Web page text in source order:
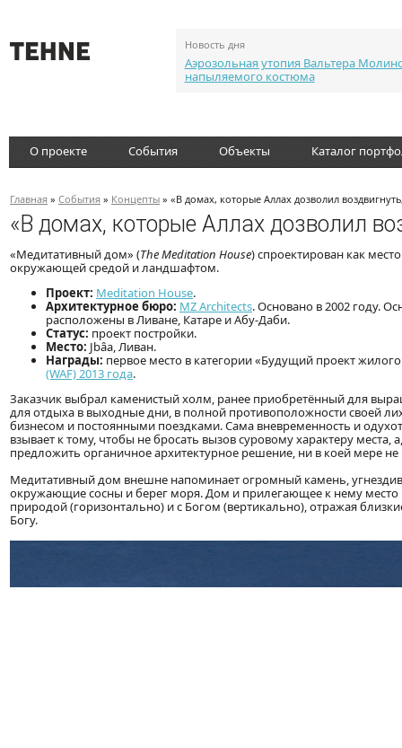
Новость дня
Аэрозольная утопия Вальтера
напыляемого костюма
О проекте События Объекты Каталог
Главная » События » Концепты » «В домах, которые Аллах дозволил
«В домах, которые Аллах дозволил
«Медитативный дом» (The Meditation House) спроектирован как
окружающей средой и ландшафтом.
Проект: Meditation House.
Архитектурное бюро: MZ Architects. Основано в 2002 году.
расположены в Ливане, Катаре и Абу-Даби.
Статус: проект постройки.
Место: Jbâa, Ливан.
Награды: первое место в категории «Будущий проект
(WAF) 2013 года.
Заказчик выбрал каменистый холм, ранее приобретённый для
для отдыха в выходные дни, в полной противоположности своей
бизнесом и постоянными поездками. Сама вневременность и
взывает к тому, чтобы не бросать вызов суровому характеру
предложить органичное архитектурное решение, ни в коей мере
Медитативный дом внешне напоминает огромный камень,
окружающие сосны и берег моря. Дом и прилегающее к нему
природой (горизонтально) и с Богом (вертикально), отражая
Богу.